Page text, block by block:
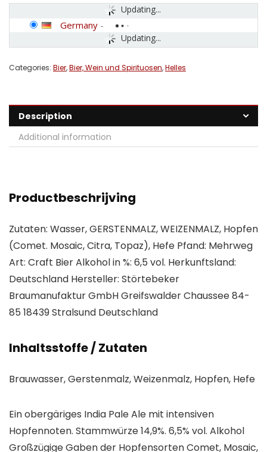
Updating...
Updating...
Germany -
Categories: Bier,Bier, Wein und Spirituosen,Helles
Description
Additional information
Productbeschrijving
Zutaten: Wasser, GERSTENMALZ, WEIZENMALZ, Hopfen
(Comet. Mosaic, Citra, Topaz), Hefe Pfand: Mehrweg
Art: Craft Bier Alkohol in %: 6,5 vol. Herkunftsland:
Deutschland Hersteller: Störtebeker
Braumanufaktur GmbH Greifswalder Chaussee 84-
85 18439 Stralsund Deutschland
Inhaltsstoffe / Zutaten
Brauwasser, Gerstenmalz, Weizenmalz, Hopfen, Hefe
Ein obergäriges India Pale Ale mit intensiven
Hopfennoten. Stammwürze 14,9%. 6,5% vol. Alkohol
Großzügige Gaben der Hopfensorten Comet, Mosaic,